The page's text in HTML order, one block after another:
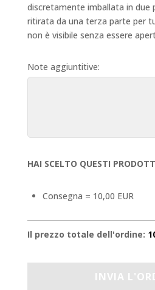
discretamente imballata in due
ritirata da una terza parte per
non è visibile senza essere
Note aggiuntitive:
HAI SCELTO QUESTI
Consegna = 10,00 EUR
Il prezzo totale dell'ordine: